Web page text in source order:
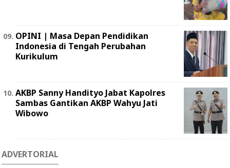
OPINI | Masa Depan Pendidikan
Indonesia di Tengah Perubahan
Kurikulum
AKBP Sanny Handityo Jabat Kapolres
Sambas Gantikan AKBP Wahyu Jati
Wibowo
ADVERTORIAL